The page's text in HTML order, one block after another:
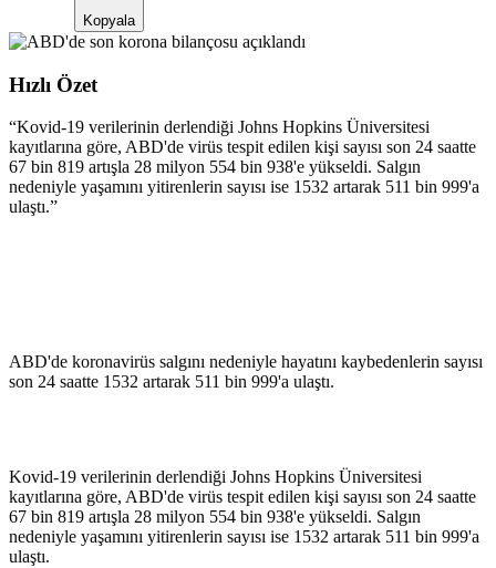
Kopyala
Hızlı Özet
“Kovid-19 verilerinin derlendiği Johns Hopkins Üniversitesi
kayıtlarına göre, ABD'de virüs tespit edilen kişi sayısı son 24 saatte
67 bin 819 artışla 28 milyon 554 bin 938'e yükseldi. Salgın
nedeniyle yaşamını yitirenlerin sayısı ise 1532 artarak 511 bin 999'a
ulaştı.”
ABD'de koronavirüs salgını nedeniyle hayatını kaybedenlerin sayısı
son 24 saatte 1532 artarak 511 bin 999'a ulaştı.
Kovid-19 verilerinin derlendiği Johns Hopkins Üniversitesi
kayıtlarına göre, ABD'de virüs tespit edilen kişi sayısı son 24 saatte
67 bin 819 artışla 28 milyon 554 bin 938'e yükseldi. Salgın
nedeniyle yaşamını yitirenlerin sayısı ise 1532 artarak 511 bin 999'a
ulaştı.